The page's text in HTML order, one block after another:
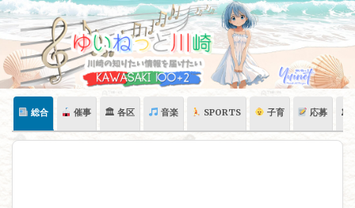
Skip
content
総合 催事 🏛 各区 音楽 SPORTS 子育 応募 🏛